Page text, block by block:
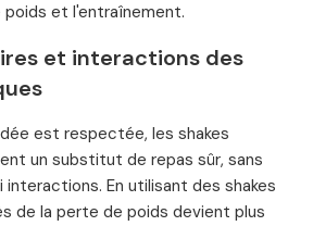
et l'entraînement.
et interactions des
est respectée, les shakes
un substitut de repas sûr, sans
En utilisant des shakes
de la perte de poids devient plus